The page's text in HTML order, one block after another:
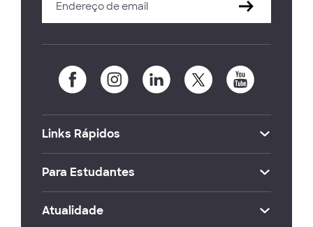
Links Rápidos
Para Estudantes
Atualidade